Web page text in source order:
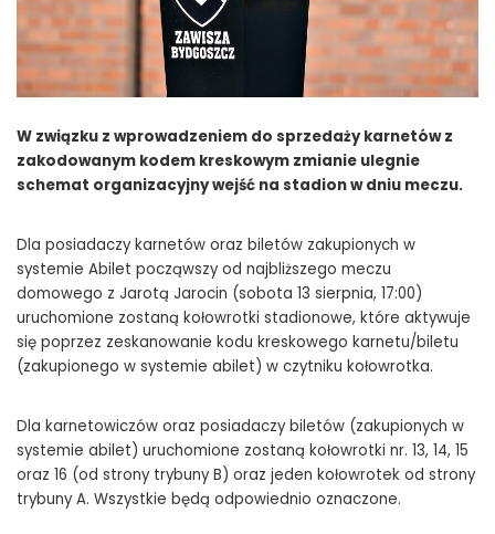
W związku z wprowadzeniem do sprzedaży karnetów z
zakodowanym kodem kreskowym zmianie ulegnie
schemat organizacyjny wejść na stadion w dniu meczu.
Dla posiadaczy karnetów oraz biletów zakupionych w
systemie Abilet począwszy od najbliższego meczu
domowego z Jarotą Jarocin (sobota 13 sierpnia, 17:00)
uruchomione zostaną kołowrotki stadionowe, które aktywuje
się poprzez zeskanowanie kodu kreskowego karnetu/biletu
(zakupionego w systemie abilet) w czytniku kołowrotka.
Dla karnetowiczów oraz posiadaczy biletów (zakupionych w
systemie abilet) uruchomione zostaną kołowrotki nr. 13, 14, 15
oraz 16 (od strony trybuny B) oraz jeden kołowrotek od strony
trybuny A. Wszystkie będą odpowiednio oznaczone.